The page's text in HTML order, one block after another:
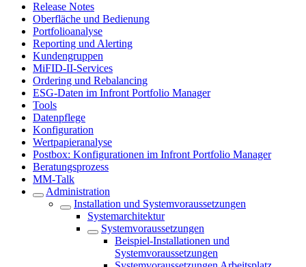
Release Notes
Oberfläche und Bedienung
Portfolioanalyse
Reporting und Alerting
Kundengruppen
MiFID-II-Services
Ordering und Rebalancing
ESG-Daten im Infront Portfolio Manager
Tools
Datenpflege
Konfiguration
Wertpapieranalyse
Postbox: Konfigurationen im Infront Portfolio Manager
Beratungsprozess
MM-Talk
Administration
Installation und Systemvoraussetzungen
Systemarchitektur
Systemvoraussetzungen
Beispiel-Installationen und
Systemvoraussetzungen